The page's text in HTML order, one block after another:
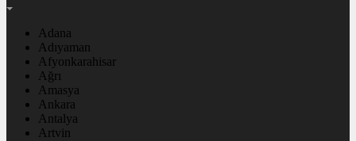
Adana
Adıyaman
Afyonkarahisar
Ağrı
Amasya
Ankara
Antalya
Artvin